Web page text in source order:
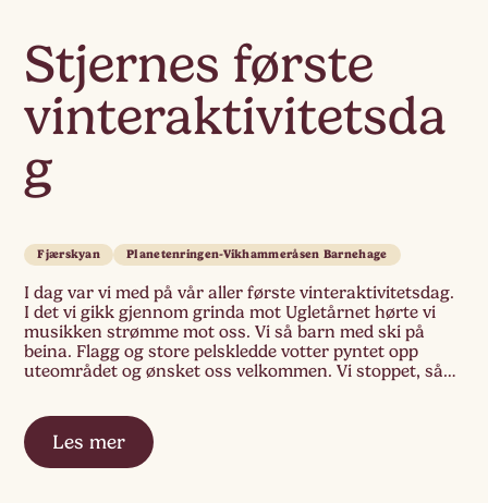
Stjernes første
vinteraktivitetsda
g
Fjærskyan Planetenringen-Vikhammeråsen Barnehage
I dag var vi med på vår aller første vinteraktivitetsdag.
I det vi gikk gjennom grinda mot Ugletårnet hørte vi
musikken strømme mot oss. Vi så barn med ski på
beina. Flagg og store pelskledde votter pyntet opp
uteområdet og ønsket oss velkommen. Vi stoppet, så
Les mer